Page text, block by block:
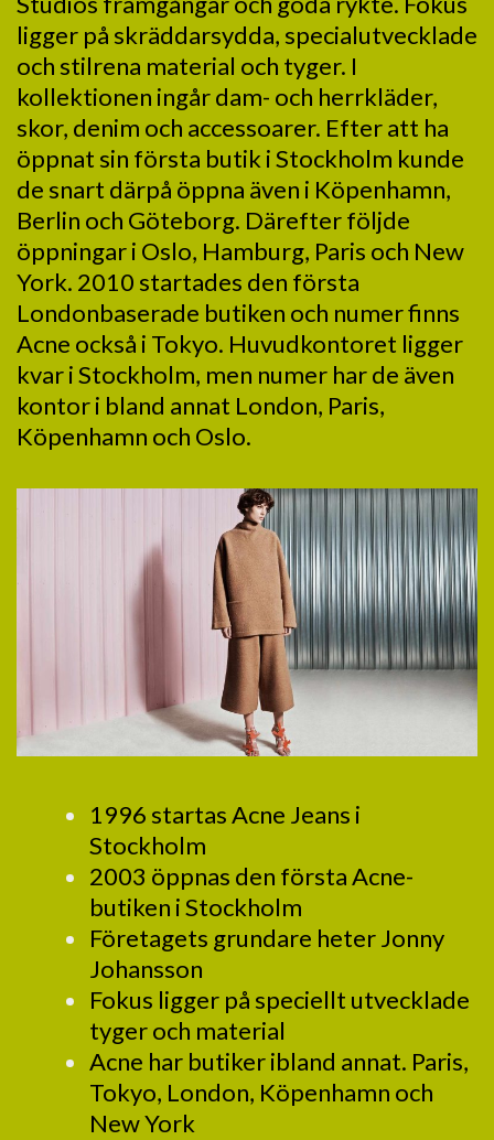
ligger på skräddarsydda, specialutvecklade
och stilrena material och tyger. I
kollektionen ingår dam- och herrkläder,
skor, denim och accessoarer. Efter att ha
öppnat sin första butik i Stockholm kunde
de snart därpå öppna även i Köpenhamn,
Berlin och Göteborg. Därefter följde
öppningar i Oslo, Hamburg, Paris och New
York. 2010 startades den första
Londonbaserade butiken och numer finns
Acne också i Tokyo. Huvudkontoret ligger
kvar i Stockholm, men numer har de även
kontor i bland annat London, Paris,
Köpenhamn och Oslo.
1996 startas Acne Jeans i
Stockholm
2003 öppnas den första Acne-
butiken i Stockholm
Företagets grundare heter Jonny
Johansson
Fokus ligger på speciellt utvecklade
tyger och material
Acne har butiker ibland annat. Paris,
Tokyo, London, Köpenhamn och
New York